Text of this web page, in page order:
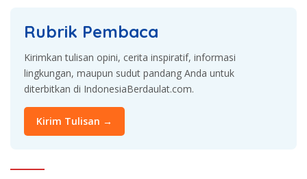
Rubrik Pembaca
Kirimkan tulisan opini, cerita inspiratif, informasi
lingkungan, maupun sudut pandang Anda untuk
diterbitkan di IndonesiaBerdaulat.com.
Kirim Tulisan →